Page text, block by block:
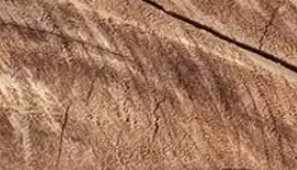
konfor sağlar, şık ve pratik
Şıklık Sunar
kullanım ve hafif aktiviteler için
Seçim Kriterleri